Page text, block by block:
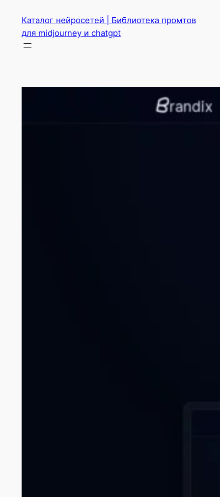
содержимому
Каталог нейросетей | Библиотека промтов
для midjourney и chatgpt